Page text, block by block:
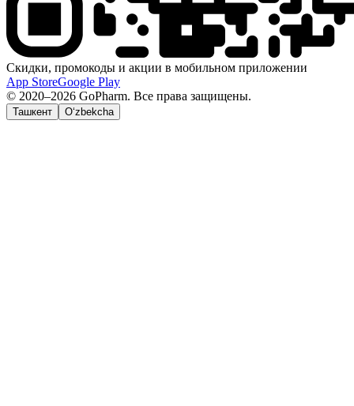
Скидки, промокоды и акции в мобильном приложении
App StoreGoogle Play
© 2020–2026 GoPharm. Все права защищены.
Ташкент O‘zbekcha